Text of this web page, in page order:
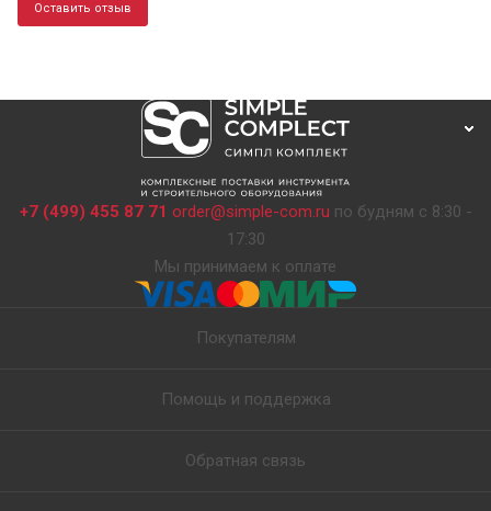
Оставить отзыв
+7 (499) 455 87 71 order@simple-com.ru по будням с 8:30 -
17:30
Мы принимаем к оплате
Покупателям
Помощь и поддержка
Обратная связь